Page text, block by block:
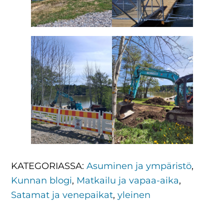
KATEGORIASSA:Asuminen ja ympäristö,
Kunnan blogi, Matkailu ja vapaa-aika,
Satamat ja venepaikat,yleinen